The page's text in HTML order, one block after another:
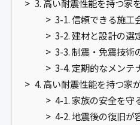
3. 高い耐震性能を持つ家
3-1. 信頼できる施工
3-2. 建材と設計の選
3-3. 制震・免震技術
3-4. 定期的なメンテ
4. 高い耐震性能を持つ家
4-1. 家族の安全を守
4-2. 地震後の復旧が